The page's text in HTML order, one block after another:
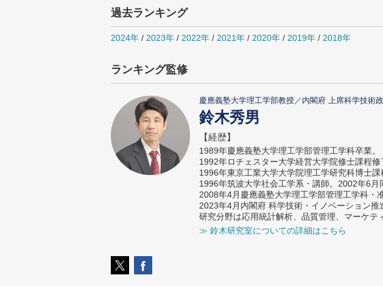
過去ランキング
2024年 / 2023年 / 2022年 / 2021年 / 2020年 / 2019年 / 2018年
ランキング監修
慶應義塾大学理工学部教授／内閣府 上席科学技術
鈴木秀男
【経歴】
1989年慶應義塾大学理工学部管理工学科卒業。
1992年ロチェスター大学経営大学院修士課程修
1996年東京工業大学大学院理工学研究科博士
1996年筑波大学社会工学系・講師。2002年6月
2008年4月慶應義塾大学理工学部管理工学科・
2023年4月内閣府 科学技術・イノベーション
研究分野は応用統計解析、品質管理、マーケテ
≫ 鈴木研究室についての詳細はこちら